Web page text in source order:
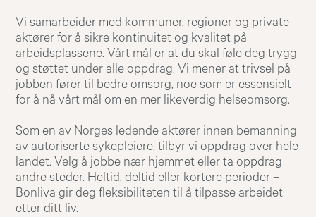
Vi samarbeider med kommuner, regioner og private
aktører for å sikre kontinuitet og kvalitet på
arbeidsplassene. Vårt mål er at du skal føle deg trygg
og støttet under alle oppdrag. Vi mener at trivsel på
jobben fører til bedre omsorg, noe som er essensielt
for å nå vårt mål om en mer likeverdig helseomsorg.
Som en av Norges ledende aktører innen bemanning
av autoriserte sykepleiere, tilbyr vi oppdrag over hele
landet. Velg å jobbe nær hjemmet eller ta oppdrag
andre steder. Heltid, deltid eller kortere perioder –
Bonliva gir deg fleksibiliteten til å tilpasse arbeidet
etter ditt liv.